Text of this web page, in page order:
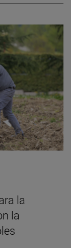
la
la